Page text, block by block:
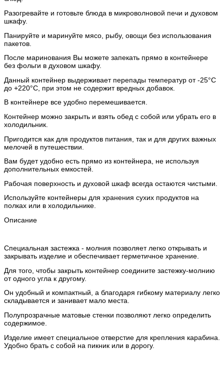
Разогревайте и готовьте блюда в микроволновой печи и духовом
шкафу.
Панируйте и маринуйте мясо, рыбу, овощи без использования
пакетов.
После маринования Вы можете запекать прямо в контейнере
без фольги в духовом шкафу.
Данный контейнер выдерживает перепады температур от -25°C
до +220°C, при этом не содержит вредных добавок.
В контейнере все удобно перемешивается.
Контейнер можно закрыть и взять обед с собой или убрать его в
холодильник.
Пригодится как для продуктов питания, так и для других важных
мелочей в путешествии.
Вам будет удобно есть прямо из контейнера, не используя
дополнительных емкостей.
Рабочая поверхность и духовой шкаф всегда остаются чистыми.
Используйте контейнеры для хранения сухих продуктов на
полках или в холодильнике.
Описание
Специальная застежка - молния позволяет легко открывать и
закрывать изделие и обеспечивает герметичное хранение.
Для того, чтобы закрыть контейнер соедините застежку-молнию
от одного угла к другому.
Он удобный и компактный, а благодаря гибкому материалу легко
складывается и занивает мало места.
Полупрозрачные матовые стенки позволяют легко определить
содержимое.
Изделие имеет специальное отверстие для крепления карабина.
Удобно брать с собой на пикник или в дорогу.